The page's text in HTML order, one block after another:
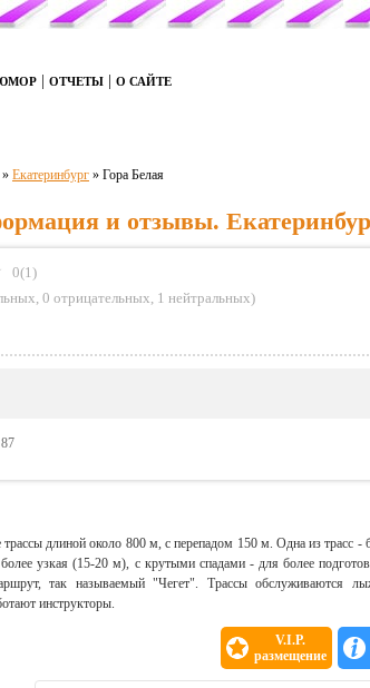
ОТЧЕТЫ О САЙТЕ
» Екатеринбург » Гора Белая
и отзывы.
0(1)
, 0 отрицательных, 1 нейтральных)
длиной около 800 м, с перепадом 150 м. Одна из трасс
узкая (15-20 м), с крутыми спадами - для более
так называемый "Чегет". Трассы обслуживаются
инструкторы.
V.I.P.
размещение